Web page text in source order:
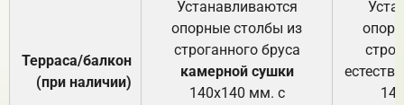
Терраса/балкон
(при наличии)
Устанавливаются
опорные столбы из
строганного бруса
камерной сушки
140х140 мм. с